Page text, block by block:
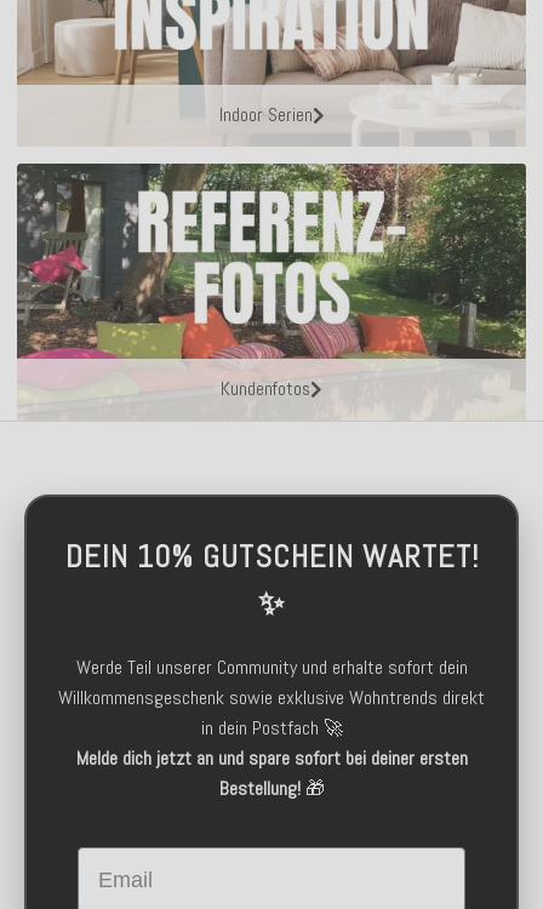
Indoor Serien
Kundenfotos
DEIN 10% GUTSCHEIN WARTET!
✨
Werde Teil unserer Community und erhalte sofort dein
Willkommensgeschenk sowie exklusive Wohntrends direkt
in dein Postfach 🚀
Melde dich jetzt an und spare sofort bei deiner ersten
Bestellung!🎁
Email